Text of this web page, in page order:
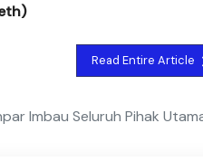
Read Entire Article
Imbau Seluruh Pihak